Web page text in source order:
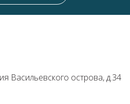
Васильевского острова, д.34